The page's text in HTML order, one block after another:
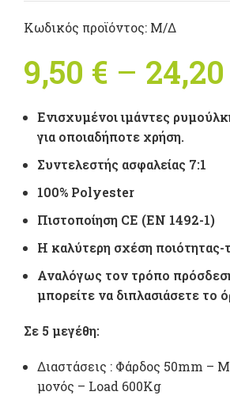
Κωδικός προϊόντος: Μ/Δ
9,50 € – 24,20
Ενισχυμένοι ιμάντες
για οποιαδήποτε χρήση.
Συντελεστής ασφαλείας 7:1
100% Polyester
Πιστοποίηση CE (ΕΝ 1492-1)
Η καλύτερη σχέση ποιότητας-
Αναλόγως τον τρόπο
μπορείτε να διπλασιάσετε το
Σε 5 μεγέθη:
Διαστάσεις : Φάρδος 50mm –
μονός – Load 600Kg